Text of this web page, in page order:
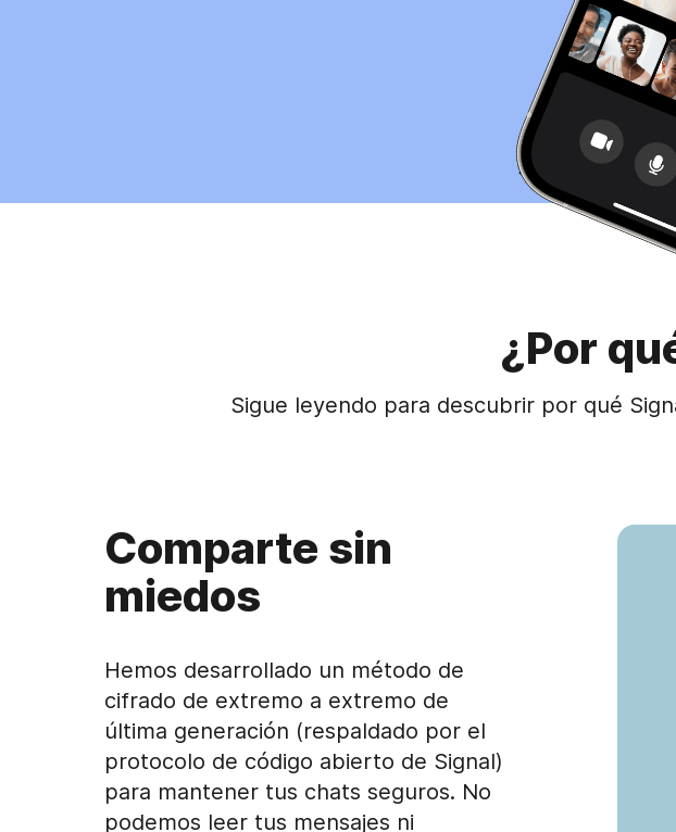
¿Por
Sigue leyendo para descubrir por qué
Comparte sin
miedos
Hemos desarrollado un método de
cifrado de extremo a extremo de
última generación (respaldado por el
protocolo de código abierto de Signal)
para mantener tus chats seguros. No
podemos leer tus mensajes ni